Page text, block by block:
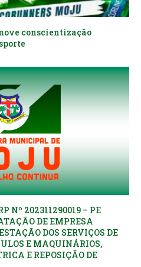
conscientização
Nº 202311290019 – PE
DE EMPRESA
DOS SERVIÇOS DE
E MAQUINÁRIOS,
E REPOSIÇÃO DE